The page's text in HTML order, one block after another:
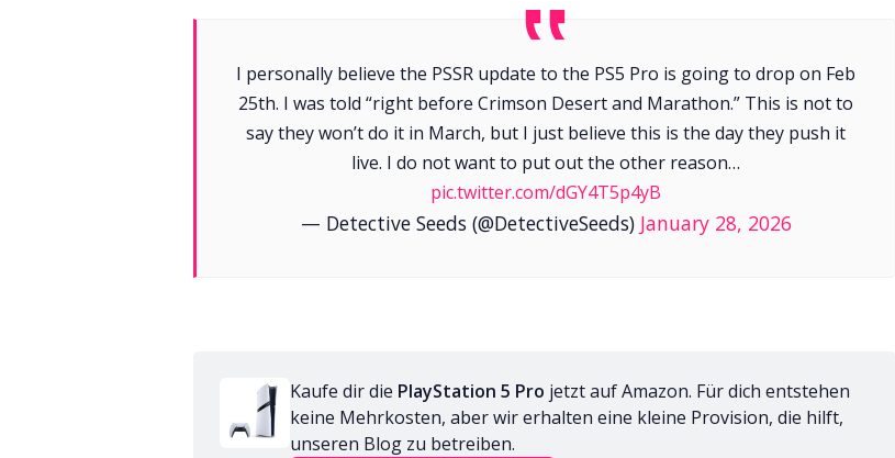
I personally believe the PSSR update to the PS5 Pro is going to drop on Feb
25th. I was told “right before Crimson Desert and Marathon.” This is not to
say they won’t do it in March, but I just believe this is the day they push it
live. I do not want to put out the other reason…
pic.twitter.com/dGY4T5p4yB
— Detective Seeds (@DetectiveSeeds) January 28, 2026
Kaufe dir die PlayStation 5 Pro jetzt auf Amazon. Für dich entstehen
keine Mehrkosten, aber wir erhalten eine kleine Provision, die hilft,
unseren Blog zu betreiben.